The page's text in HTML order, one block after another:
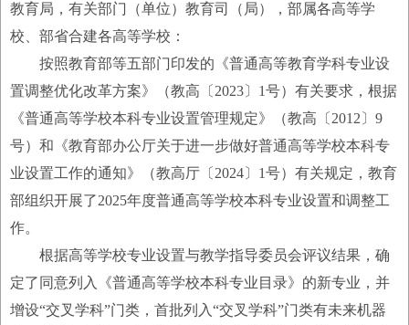
教育局，有关部门（单位）教育司（局），部属各高等学
校、部省合建各高等学校：
按照教育部等五部门印发的《普通高等教育学科专业设
置调整优化改革方案》（教高〔2023〕1号）有关要求，根据
《普通高等学校本科专业设置管理规定》（教高〔2012〕9
号）和《教育部办公厅关于进一步做好普通高等学校本科专
业设置工作的通知》（教高厅〔2024〕1号）有关规定，教育
部组织开展了2025年度普通高等学校本科专业设置和调整工
作。
根据高等学校专业设置与教学指导委员会评议结果，确
定了同意列入《普通高等学校本科专业目录》的新专业，并
增设“交叉学科”门类，首批列入“交叉学科”门类有未来机器